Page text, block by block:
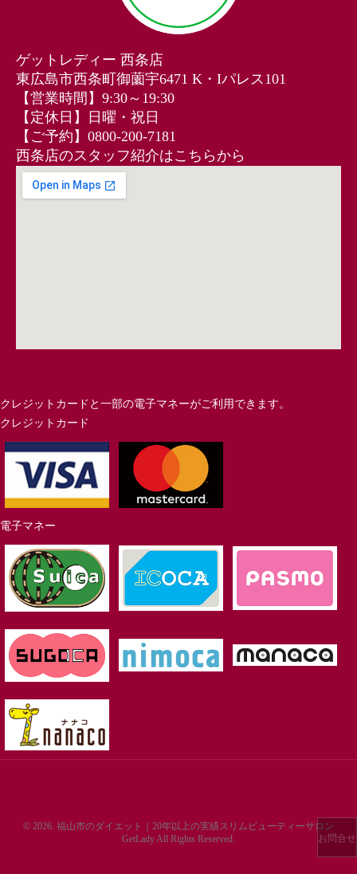
お問合せ
ゲットレディー 西条店
東広島市西条町御薗宇6471 K・Iパレス101
【営業時間】9:30～19:30
【定休日】日曜・祝日
【ご予約】0800-200-7181
西条店のスタッフ紹介はこちらから
クレジットカードと一部の電子マネーがご利用できます。
クレジットカード
電子マネー
© 2026. 福山市のダイエット｜20年以上の実績スリムビューティーサロン
GetLady All Rights Reserved.